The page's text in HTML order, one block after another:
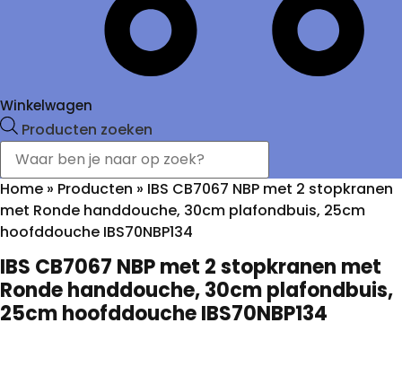
Winkelwagen
Producten zoeken
Home » Producten » IBS CB7067 NBP met 2 stopkranen
met Ronde handdouche, 30cm plafondbuis, 25cm
hoofddouche IBS70NBP134
IBS CB7067 NBP met 2 stopkranen met
Ronde handdouche, 30cm plafondbuis,
25cm hoofddouche IBS70NBP134